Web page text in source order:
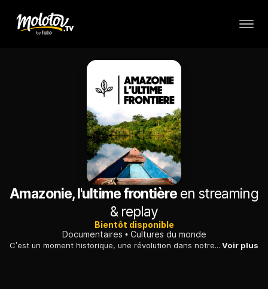
Amazonie, l'ultime frontièreen streaming
& replay
Bientôt disponible
Documentaires
Cultures du monde
C’est un moment historique, une révolution dans notre façon de regarder l’Amazonie, l’une des dernières forêts vierges du monde. Voir plus